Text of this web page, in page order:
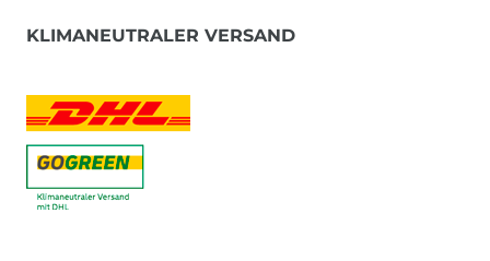
KLIMANEUTRALER VERSAND